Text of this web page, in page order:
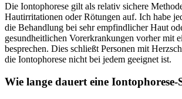
Die ⁣Iontophorese gilt als ⁢relativ ⁢sichere
Hautirritationen oder Rötungen auf. Ich habe
die Behandlung ⁤bei sehr empfindlicher Haut
gesundheitlichen Vorerkrankungen vorher mit
besprechen. Dies ‍schließt Personen mit
die ⁣Iontophorese nicht bei jedem geeignet ist.
Wie⁢ lange dauert eine Iontophorese-